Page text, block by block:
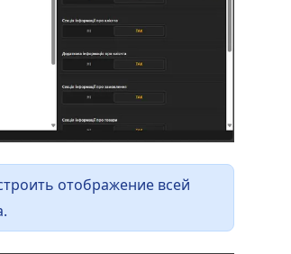
отображение всей